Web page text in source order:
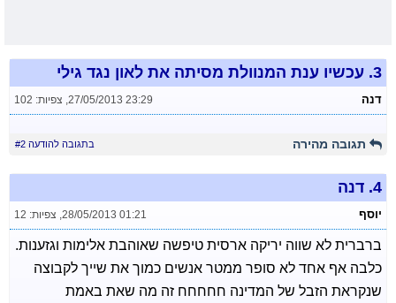
3. עכשיו ענת המנוולת מסיתה את לאון נגד גילי
דנה 27/05/2013 23:29
, צפיות: 102
תגובה מהירה בתגובה להודעה #2
4. דנה
יוסף 28/05/2013 01:21
, צפיות: 12
ברברית לא שווה יריקה ארסית טיפשה שאוהבת אלימות וגזענות.
כלבה אף אחד לא סופר ממטר אנשים כמוך את שייך לקבוצה
שנקראת הזבל של המדינה חחחחח זה מה שאת באמת